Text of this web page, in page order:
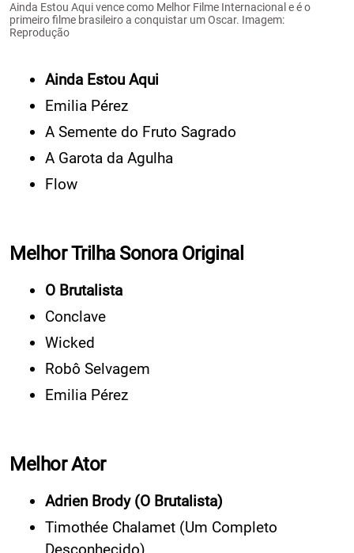
Ainda Estou Aqui vence como Melhor Filme Internacional e é o
primeiro filme brasileiro a conquistar um Oscar. Imagem:
Reprodução
Ainda Estou Aqui
Emilia Pérez
A Semente do Fruto Sagrado
A Garota da Agulha
Flow
Melhor Trilha Sonora Original
O Brutalista
Conclave
Wicked
Robô Selvagem
Emilia Pérez
Melhor Ator
Adrien Brody (O Brutalista)
Timothée Chalamet (Um Completo